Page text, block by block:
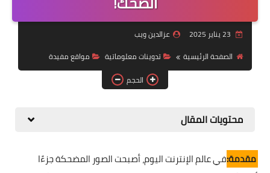
مواقع مفيدة
أندرويد
عزالدين ويب
الصفحة الرئيسية
تدوينات معلوماتية
مواقع مفيدة
الحجم
محتويات المقال
مقدمة:في عالم الإنترنت اليوم، أصبحت الصور المضحكة جزءًا